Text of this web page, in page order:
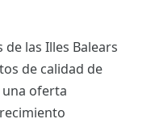
de las Illes Balears
de calidad de
oferta